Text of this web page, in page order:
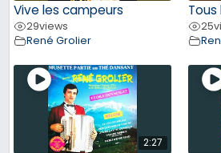
Vive les campeurs
29views
René Grolier
25
2:27